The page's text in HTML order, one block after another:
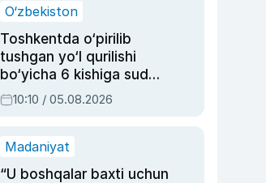
O‘zbekiston
Toshkentda o‘pirilib
tushgan yo‘l qurilishi
bo‘yicha 6 kishiga sud
hukmi o‘qildi
10:10 / 05.08.2026
Madaniyat
“U boshqalar baxti uchun